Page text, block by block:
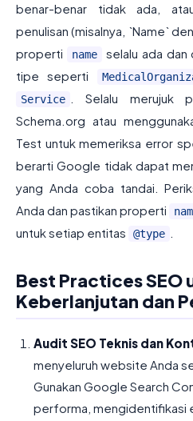
benar-benar tidak ada,
penulisan (misalnya, `Name`
properti
name
selalu ada
tipe seperti
Service
. Selalu merujuk
Schema.org atau
Test untuk memeriksa error
berarti Google tidak dapat
yang Anda coba tandai.
Anda dan pastikan properti
untuk setiap entitas
@type
Best Practices SEO
Keberlanjutan dan
Audit SEO Teknis dan
menyeluruh website Anda
Gunakan Google Search
performa, mengidentifikasi